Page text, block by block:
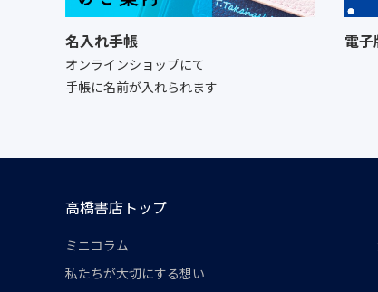
名入れ手帳
オンラインショップにて
手帳に名前が入れられます
電
高橋書店トップ
ミニコラム
私たちが大切にする想い